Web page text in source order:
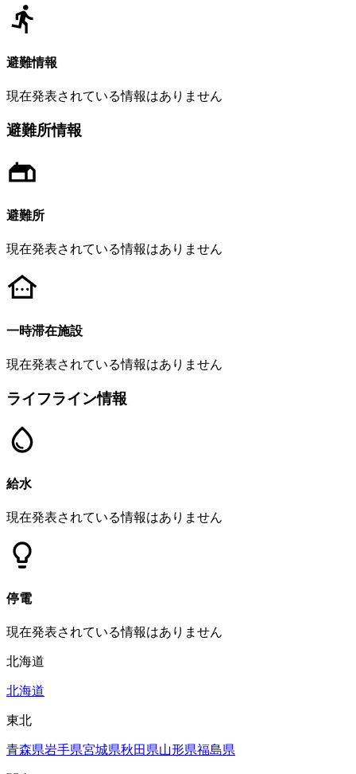
避難情報
現在発表されている情報はありません
避難所情報
避難所
現在発表されている情報はありません
一時滞在施設
現在発表されている情報はありません
ライフライン情報
給水
現在発表されている情報はありません
停電
現在発表されている情報はありません
北海道
北海道
東北
青森県岩手県宮城県秋田県山形県福島県